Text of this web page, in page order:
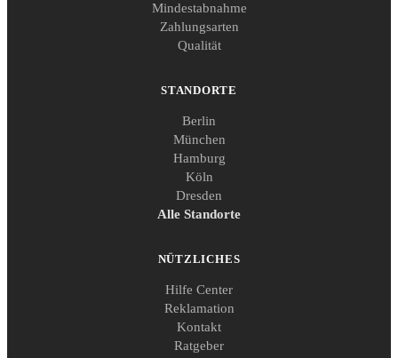
Mindestabnahme
Zahlungsarten
Qualität
STANDORTE
Berlin
München
Hamburg
Köln
Dresden
Alle Standorte
NÜTZLICHES
Hilfe Center
Reklamation
Kontakt
Ratgeber